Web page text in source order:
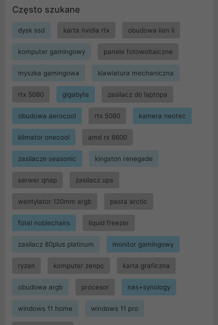
Często szukane
dysk ssd karta nvidia rtx obudowa lian li
komputer gamingowy panele fotowoltaiczne
myszka gamingowa klawiatura mechaniczna
rtx 5080 gigabyte zasilacz do laptopa
obudowa aerocool rtx 5060 kamera neotec
klimator onecool amd rx 6600
zasilacze seasonic kingston renegade
serwer qnap zasilacz ups
wentylator 120mm argb pasta arctic
fotel noblechairs liquid freezer
zasilacz 80plus platinum monitor gamingowy
ryzen komputer zenpc karta graficzna
obudowa argb procesor nas+synology
windows 11 home windows 11 pro